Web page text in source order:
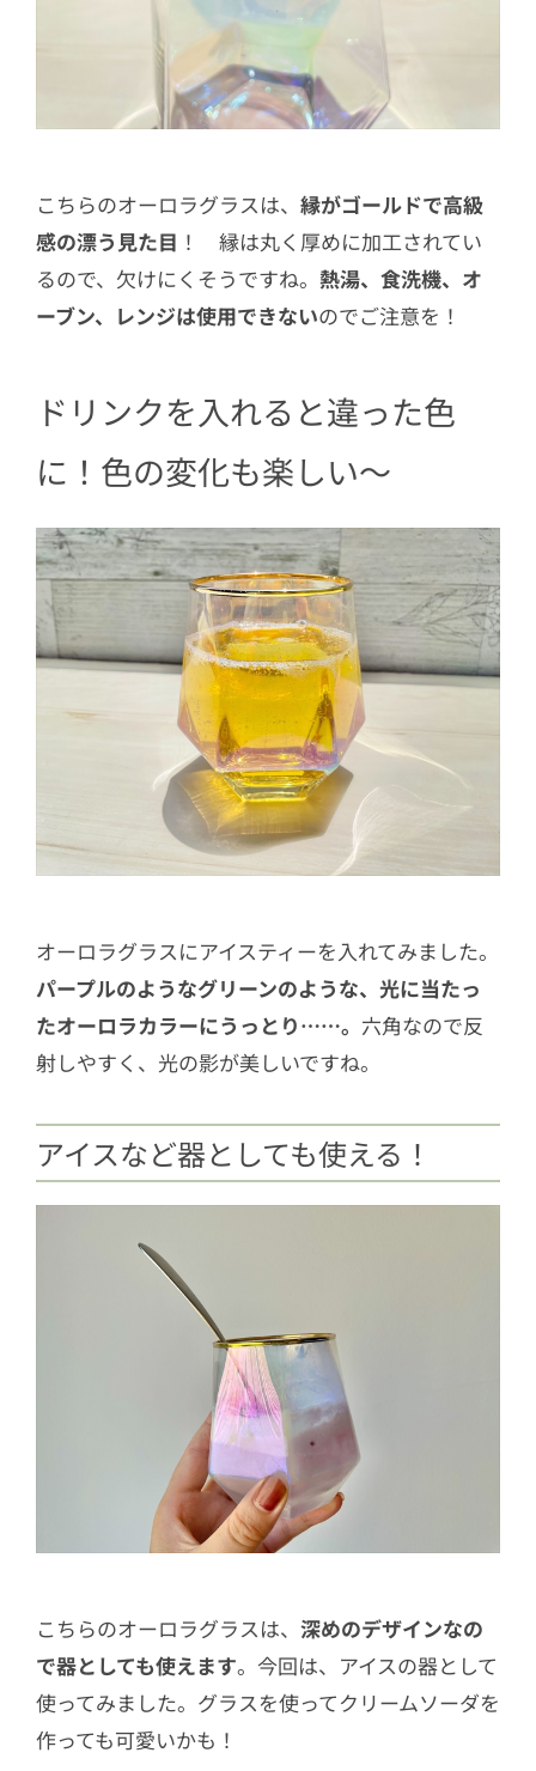
こちらのオーロラグラスは、 縁がゴールドで高級
感の漂う見た目 ！ 縁は丸く厚めに加工されてい
るので、欠けにくそうですね。 熱湯、食洗機、オ
ーブン、レンジは使用できないのでご注意を！
ドリンクを入れると違った色
に！色の変化も楽しい～
オーロラグラスにアイスティーを入れてみました。
パープルのようなグリーンのような、光に当たっ
たオーロラカラーにうっとり……。 六角なので反
射しやすく、光の影が美しいですね。
アイスなど器としても使える！
こちらのオーロラグラスは、 深めのデザインなの
で器としても使えます。今回は、アイスの器として
使ってみました。グラスを使ってクリームソーダを
作っても可愛いかも！